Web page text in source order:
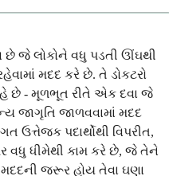
છે જે લોકોને વધુ પડતી ઊંઘથી
મદદ કરે છે. તે ડોકટરો
છે - મૂળભૂત રીતે એક દવા જે
જાગૃતિ જાળવવામાં મદદ
ઉત્તેજક પદાર્થોથી વિપરીત,
વધુ ધીમેથી કામ કરે છે, જે તેને
જરૂર હોય તેવા ઘણા